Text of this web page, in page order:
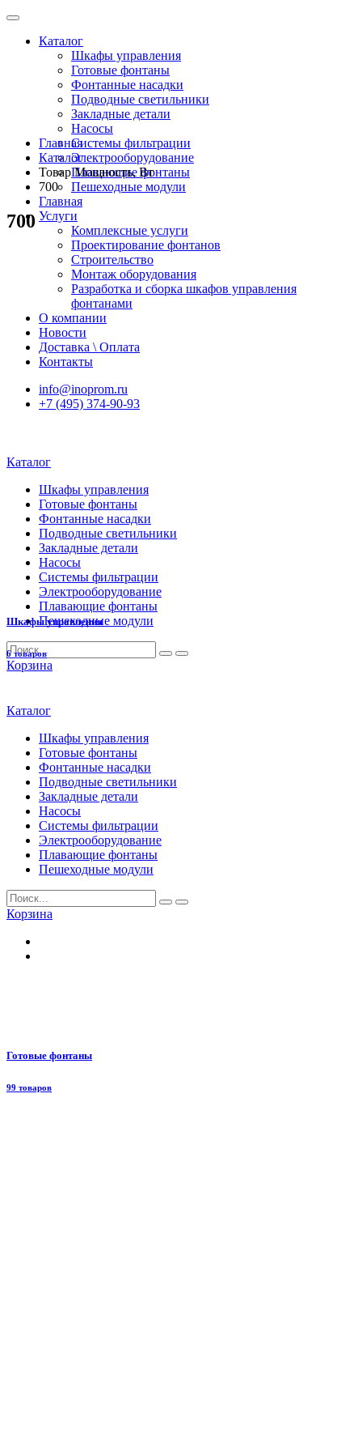
Каталог
Шкафы управления
Готовые фонтаны
Фонтанные насадки
Подводные светильники
Закладные детали
Насосы
Системы фильтрации
Электрооборудование
Плавающие фонтаны
Пешеходные модули
Главная
Услуги
Комплексные услуги
Проектирование фонтанов
Строительство
Монтаж оборудования
Разработка и сборка шкафов управления
фонтанами
О компании
Новости
Доставка \ Оплата
Контакты
info@inoprom.ru
+7 (495) 374-90-93
Каталог
Шкафы управления
Готовые фонтаны
Фонтанные насадки
Подводные светильники
Закладные детали
Насосы
Системы фильтрации
Электрооборудование
Плавающие фонтаны
Пешеходные модули
Корзина
Каталог
Шкафы управления
Готовые фонтаны
Фонтанные насадки
Подводные светильники
Закладные детали
Насосы
Системы фильтрации
Электрооборудование
Плавающие фонтаны
Пешеходные модули
Корзина
Главная
Каталог
Товар Мощность, Вт
700
700
Шкафы управления
6 товаров
Готовые фонтаны
99 товаров